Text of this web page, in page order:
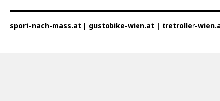
sport-nach-mass.at | gustobike-wien.at | tretroller-